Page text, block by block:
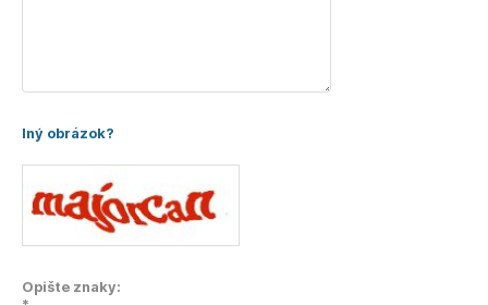
Iný obrázok?
Opište znaky: